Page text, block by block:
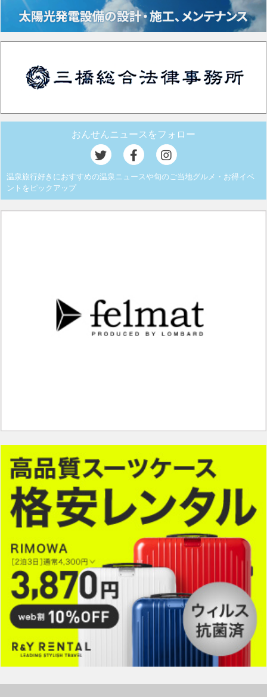
おんせんニュースをフォロー
温泉旅行好きにおすすめの温泉ニュースや旬のご当地グルメ・お得イベ
ントをピックアップ